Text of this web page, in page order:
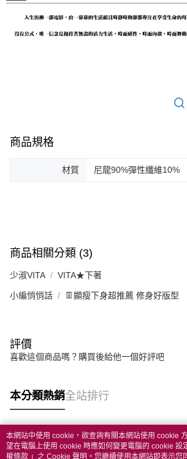
商品規格
材質 尼龍90%彈性纖維10%
商品相關分類 (3)
少淑VITA VITA★下著
小編悄悄話 👖顯瘦下身超推薦 修身好版型
評價
喜歡這個商品嗎？購買後給他一個好評吧
本分類熱銷全站排行
熱門標籤
本網站中使用 cookie，欲查詢有關本網站使用 cookie
望在電腦上使用 cookie 時應如何變更電腦的 cookie 設
權條款 」之 Cookie 聲明。您繼續使用本網站即表示您